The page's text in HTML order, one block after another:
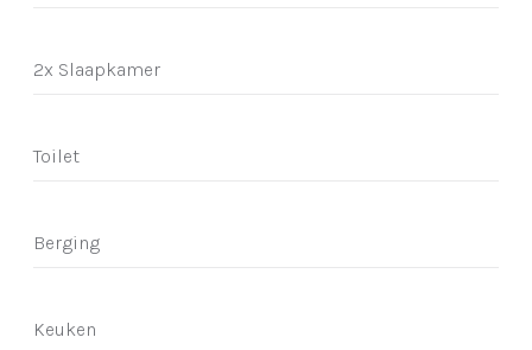
2x Slaapkamer
Toilet
Berging
Keuken